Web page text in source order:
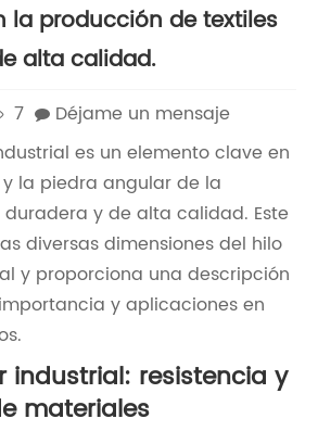
la producción de textiles
alta calidad.
7
Déjame un mensaje
es un elemento clave en
la piedra angular de la
y de alta calidad. Este
diversas dimensiones del hilo
y proporciona una descripción
y aplicaciones en
industrial: resistencia y
materiales